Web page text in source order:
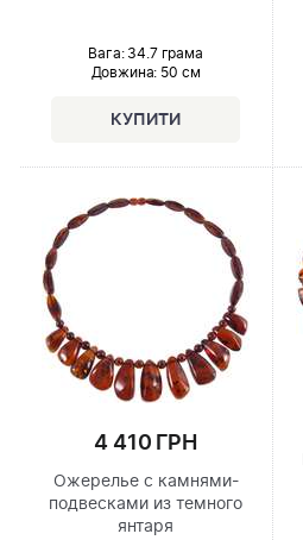
Вага: 34.7 грама
Довжина: 50 см
4 410 ГРН
Ожерелье с камнями-
подвесками из темного
янтаря